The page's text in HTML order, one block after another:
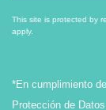
This site is protected by
apply.
*En cumplimiento
Protección de